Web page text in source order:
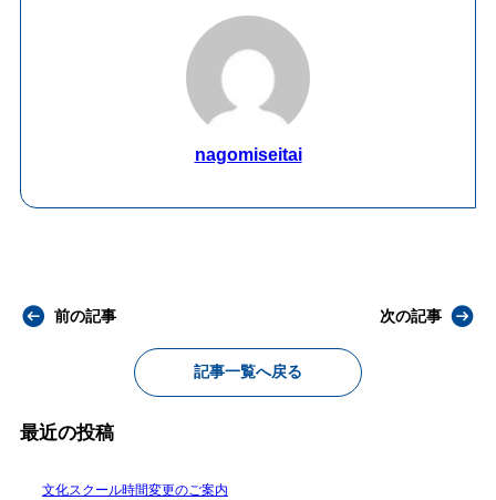
nagomiseitai
前の記事
記事一覧へ戻る
次の記事
最近の投稿
文化スクール時間変更のご案内